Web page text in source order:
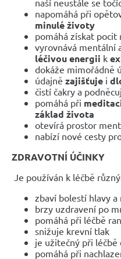
napomáhá při
minulé životy
pomáhá získat
vyrovnává mentální
léčivou energii k
dokáže mimořádně
údajně zajišťuje i
čistí čakry a
pomáhá při
základ života
otevírá prostor
nabízí nové cesty
ZDRAVOTNÍ ÚČINKY
Je používán k léčbě
zbaví bolestí hlavy
brzy uzdravení po
pomáhá při léčbě
snižuje krevní tlak
je užitečný při léčbě
pomáhá při